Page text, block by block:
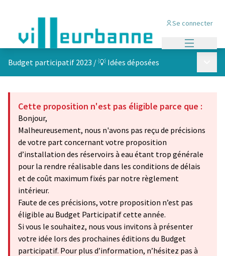
Se connecter
Budget participatif 2023 /💡 Idées déposées
Cette proposition n'est pas éligible parce que :
Bonjour,
Malheureusement, nous n'avons pas reçu de précisions
de votre part concernant votre proposition
d’installation des réservoirs à eau étant trop générale
pour la rendre réalisable dans les conditions de délais
et de coût maximum fixés par notre règlement
intérieur.
Faute de ces précisions, votre proposition n’est pas
éligible au Budget Participatif cette année.
Si vous le souhaitez, nous vous invitons à présenter
votre idée lors des prochaines éditions du Budget
participatif. Pour plus d’information, n’hésitez pas à